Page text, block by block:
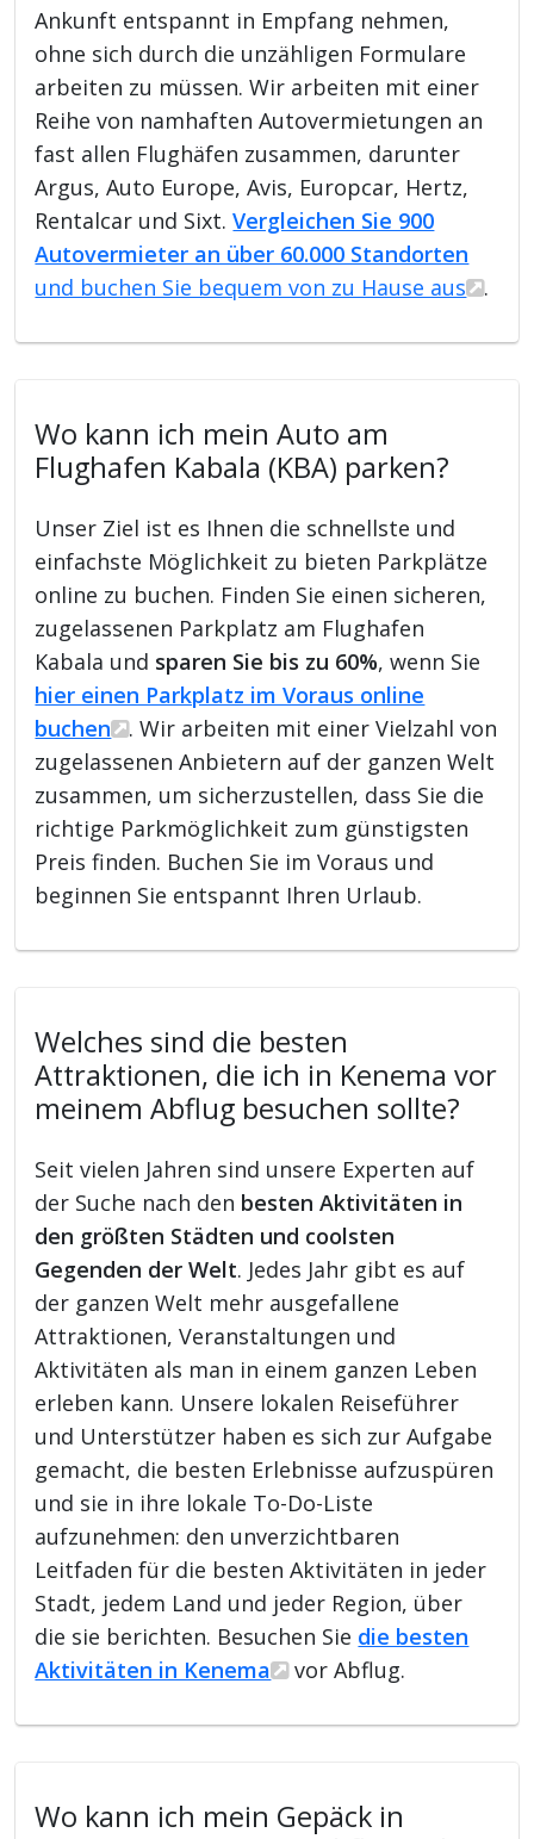
Ankunft entspannt in Empfang nehmen,
ohne sich durch die unzähligen Formulare
arbeiten zu müssen. Wir arbeiten mit einer
Reihe von namhaften Autovermietungen an
fast allen Flughäfen zusammen, darunter
Argus, Auto Europe, Avis, Europcar, Hertz,
Rentalcar und Sixt.Vergleichen Sie 900
Autovermieter an über 60.000 Standorten
und buchen Sie bequem von zu Hause aus
.
Wo kann ich mein Auto am
Flughafen Kabala (KBA) parken?
Unser Ziel ist es Ihnen die schnellste und
einfachste Möglichkeit zu bieten Parkplätze
online zu buchen. Finden Sie einen sicheren,
zugelassenen Parkplatz am Flughafen
Kabala und sparen Sie bis zu 60%, wenn Sie
hier einen Parkplatz im Voraus online
buchen
. Wir arbeiten mit einer Vielzahl von
zugelassenen Anbietern auf der ganzen Welt
zusammen, um sicherzustellen, dass Sie die
richtige Parkmöglichkeit zum günstigsten
Preis finden. Buchen Sie im Voraus und
beginnen Sie entspannt Ihren Urlaub.
Welches sind die besten
Attraktionen, die ich in Kenema vor
meinem Abflug besuchen sollte?
Seit vielen Jahren sind unsere Experten auf
der Suche nach den besten Aktivitäten in
den größten Städten und coolsten
Gegenden der Welt. Jedes Jahr gibt es auf
der ganzen Welt mehr ausgefallene
Attraktionen, Veranstaltungen und
Aktivitäten als man in einem ganzen Leben
erleben kann. Unsere lokalen Reiseführer
und Unterstützer haben es sich zur Aufgabe
gemacht, die besten Erlebnisse aufzuspüren
und sie in ihre lokale To-Do-Liste
aufzunehmen: den unverzichtbaren
Leitfaden für die besten Aktivitäten in jeder
Stadt, jedem Land und jeder Region, über
die sie berichten. Besuchen Sie die besten
Aktivitäten in Kenema
vor Abflug.
Wo kann ich mein Gepäck in